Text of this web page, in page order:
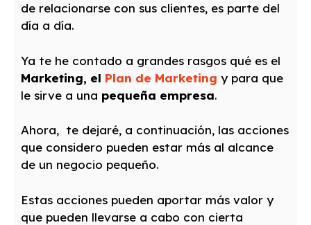
de relacionarse con sus clientes, es parte del
día a día.
Ya te he contado a grandes rasgos qué es el
Marketing, el Plan de Marketing y para que
le sirve a una pequeña empresa.
Ahora, te dejaré, a continuación, las acciones
que considero pueden estar más al alcance
de un negocio pequeño.
Estas acciones pueden aportar más valor y
que pueden llevarse a cabo con cierta